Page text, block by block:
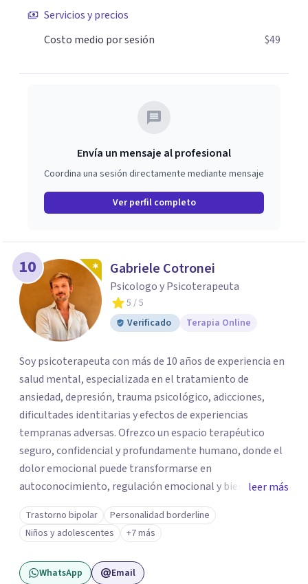
Servicios y precios
Costo medio por sesión
$49
Envía un mensaje al profesional
Coordina una sesión directamente mediante mensaje
Ver perfil completo
10 Gabriele Cotronei
Psicologo y Psicoterapeuta
5 / 5
Verificado
Terapia Online
Soy psicoterapeuta con más de 10 años de experiencia en
salud mental, especializada en el tratamiento de
ansiedad, depresión, trauma psicológico, adicciones,
dificultades identitarias y efectos de experiencias
tempranas adversas. Ofrezco un espacio terapéutico
seguro, confidencial y profundamente humano, donde el
dolor emocional puede transformarse en
autoconocimiento, regulación emocional y bienestar.
Trabajo desde un enfoque integrativo que combina
psicoanálisis, terapia somática y de trauma, psicología
corporal, Mentalization Based Therapy (MBT),
hipnoterapia y respiración neurodinámica, integrando
actualmente la Psicología Analítica Junguiana. Mi
leer más
Trastorno bipolar
Personalidad borderline
Niños y adolescentes
+7 más
WhatsApp Email